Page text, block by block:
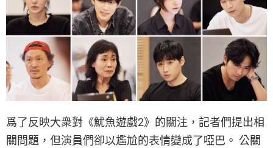
爲了反映大衆對《魷魚遊戲2》的關注，記者們提出相
關問題，但演員們卻以尷尬的表情變成了啞巴。 公關